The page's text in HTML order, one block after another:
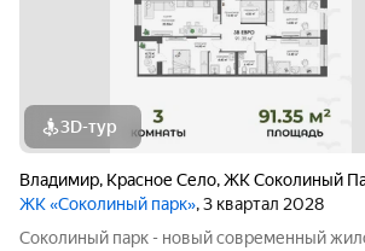
3D-тур
Владимир, Красное Село,ЖК Соколиный
ЖК «Соколиный парк», 3 квартал 2028
Соколиный парк - новый современный